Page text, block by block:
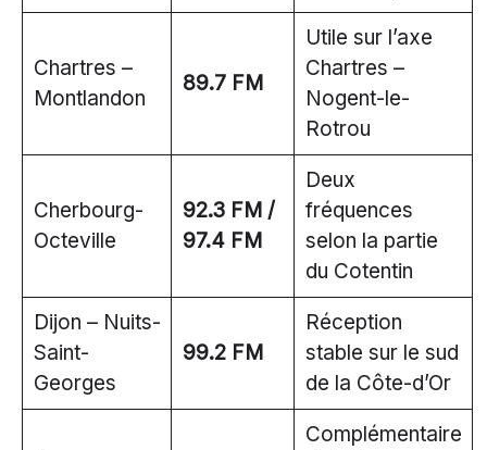
Chartres –
Montlandon
89.7 FM
Utile sur l’axe
Chartres –
Nogent-le-
Rotrou
Cherbourg-
Octeville
92.3 FM /
97.4 FM
Deux
fréquences
selon la partie
du Cotentin
Dijon – Nuits-
Saint-
Georges
99.2 FM
Réception
stable sur le sud
de la Côte-d’Or
Complémentaire